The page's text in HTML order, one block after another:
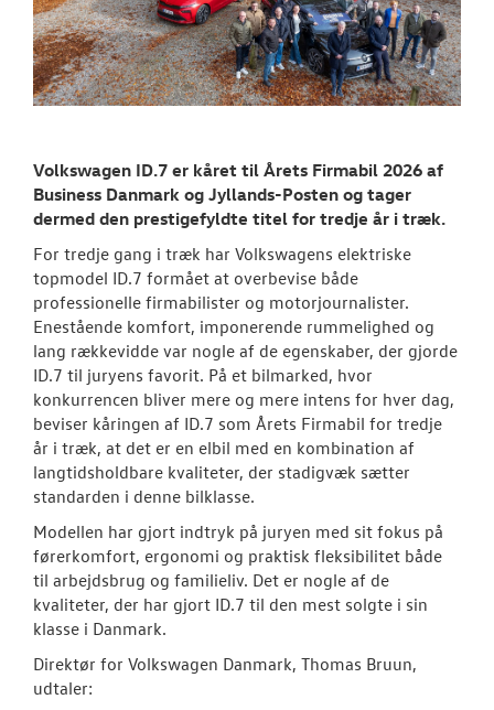
VÆRKSTED
SKADECENTER
TILBEHØR
NYHEDER
Danmarks
Aktuelt
OM OS
RESERVEDELE
Volkswagen ID.7 er kåret til Årets Firmabil 2026 af
Business Danmark og Jyllands-Posten og tager
dermed den prestigefyldte titel for tredje år i træk.
For tredje gang i træk har Volkswagens elektriske
topmodel ID.7 formået at overbevise både
professionelle firmabilister og motorjournalister.
Enestående komfort, imponerende rummelighed og
lang rækkevidde var nogle af de egenskaber, der gjorde
ID.7 til juryens favorit. På et bilmarked, hvor
konkurrencen bliver mere og mere intens for hver dag,
beviser kåringen af ID.7 som Årets Firmabil for tredje
år i træk, at det er en elbil med en kombination af
langtidsholdbare kvaliteter, der stadigvæk sætter
standarden i denne bilklasse.
Modellen har gjort indtryk på juryen med sit fokus på
førerkomfort, ergonomi og praktisk fleksibilitet både
til arbejdsbrug og familieliv. Det er nogle af de
kvaliteter, der har gjort ID.7 til den mest solgte i sin
klasse i Danmark.
Direktør for Volkswagen Danmark, Thomas Bruun,
udtaler: